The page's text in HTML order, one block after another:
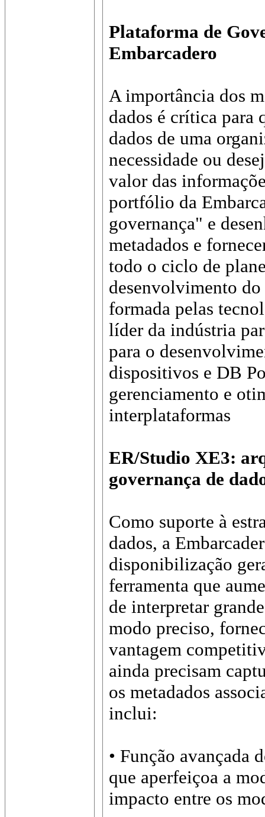
Plataforma de
Embarcadero
A importância dos
dados é crítica para
dados de uma
necessidade ou
valor das
portfólio da
governança" e
metadados e
todo o ciclo de
desenvolvimento
formada pelas
líder da indústria
para o
dispositivos e DB
gerenciamento e
interplataformas
ER/Studio XE3:
governança de
Como suporte à
dados, a
disponibilização
ferramenta que
de interpretar
modo preciso,
vantagem
ainda precisam
os metadados
inclui:
• Função avançada
que aperfeiçoa a
impacto entre os